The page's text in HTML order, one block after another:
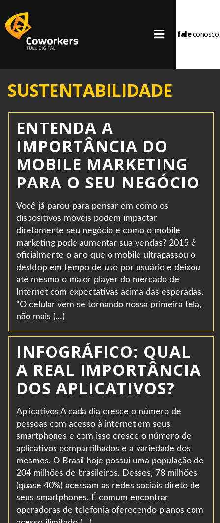
faleconosco
SUSTENTABILIDADE
ENTENDA A
IMPORTÂNCIA DO
MOBILE MARKETING
PARA O SEU NEGÓCIO
Você já parou para pensar em como os
dispositivos móveis podem impactar
diretamente seu negócio e como o mobile
marketing pode aumentar sua vendas? 2015 é
oficialmente o ano que o mobile ultrapassou o
desktop em tempo de uso por usuário e deixou
até mesmo o maior player do mercado de
Internet com expectativas acima das esperadas.
“O celular vem se tornando nossa primeira tela,
não mais (…)
INFOGRÁFICO: QUAL
A REAL IMPORTÂNCIA
DOS APLICATIVOS?
Aplicativos A cada dia cresce o número de
pessoas com acesso à internet em seus
smartphones e com isso cresce o número de
aplicativos compartilhados e a variedade dos
mesmos. O Brasil hoje possui uma população de
204 milhões de brasileiros. Desses, 78 milhões
(quase 40%) acessam as redes sociais direto de
seus smartphones. É comum encontrar
operadoras de telefonia oferecendo planos com